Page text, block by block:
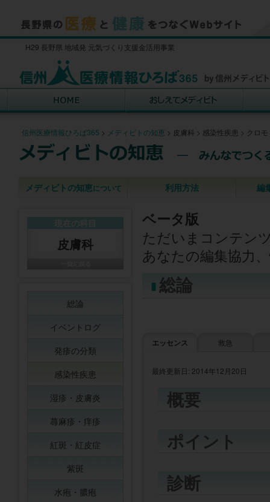
H29 長野県 地域発 元気づくり支援金活用事業
信州医療情報ひろば365 > メディビトの知恵 > 皮膚科 > 感染性疾患 > クロ
メディビトの知恵について 利用方法 編
ベータ版
ただいまコンテン
あなたの編集協力
総論
エッセンス 救急
最終更新日: 2014年12月20日
概要
ポイント
診断
皮膚科
総論
イベントログ
発疹の分類
感染性疾患
湿疹・皮膚炎
蕁麻疹・痒疹
紅斑・紅皮症
紫斑
水疱・膿疱